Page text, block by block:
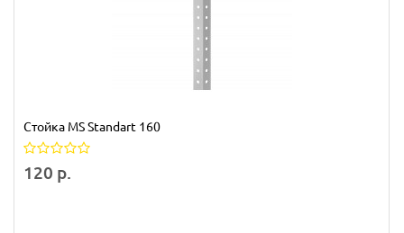
Стойка MS Standart 160
120 р.